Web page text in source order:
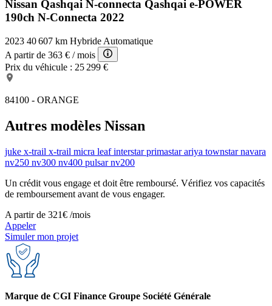
Système de détection de somnolence
Boite à gants fermée
Rétroviseurs électriques
Témoin de bouclage ceinture conducteur
Système d'accès sans clé
Capteur de pluie
Nissan Qashqai N-connecta Qashqai e-POWER
190ch N-Connecta 2022
2023 40 607 km Hybride Automatique
A partir de 363 € / mois
Prix du véhicule : 25 299 €
84100 - ORANGE
Autres modèles Nissan
juke x-trail x-trail micra leaf interstar primastar ariya townstar navara
nv250 nv300 nv400 pulsar nv200
Un crédit vous engage et doit être remboursé. Vérifiez vos capacités
de remboursement avant de vous engager.
A partir de 321€ /mois
Appeler
Simuler mon projet
Marque de CGI Finance Groupe Société Générale